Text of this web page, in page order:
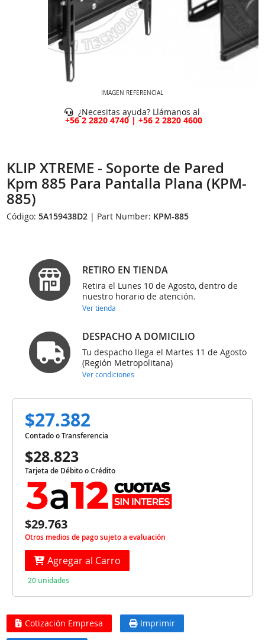
IMAGEN REFERENCIAL
¿Necesitas ayuda? Llámanos al
+56 2 2820 4740 | +56 2 2820 4600
KLIP XTREME - Soporte de Pared
Kpm 885 Para Pantalla Plana (KPM-
885)
Código:5A159438D2 | Part Number: KPM-885
RETIRO EN TIENDA
Retira el Lunes 10 de Agosto, dentro de
nuestro horario de atención.
Ver tienda
DESPACHO A DOMICILIO
Tu despacho llega el Martes 11 de Agosto
(Región Metropolitana)
Ver condiciones
$27.382
Contado o Transferencia
$28.823
Tarjeta de Débito o Crédito
$29.763
Otros medios de pago sujeto a evaluación
Agregar al Carro
20 unidades
Cotización Empresa Imprimir